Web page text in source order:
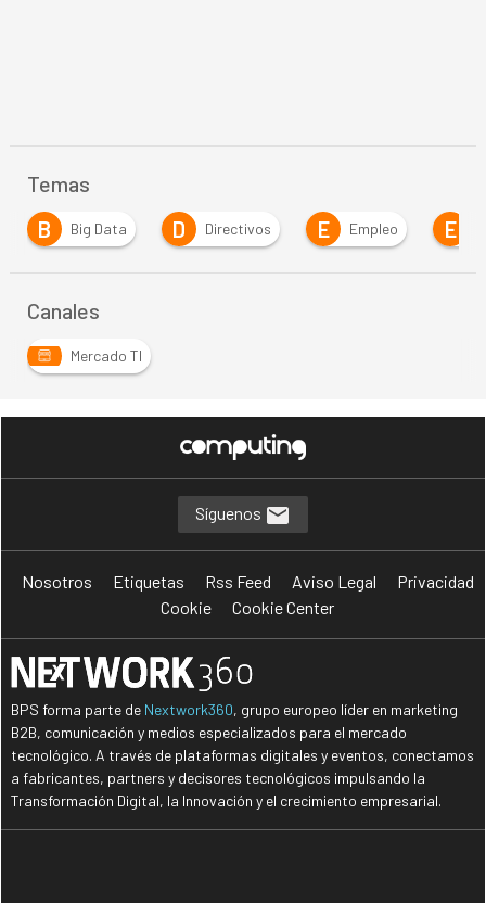
Temas
D
Directivos E Empleo E Empresa
Canales
Mercado TI
Síguenos
Nosotros Etiquetas Rss Feed Aviso Legal
Privacidad
Cookie
Cookie Center
BPS forma parte de Nextwork360, grupo europeo líder en marketing
B2B, comunicación y medios especializados para el mercado
tecnológico. A través de plataformas digitales y eventos, conectamos
a fabricantes, partners y decisores tecnológicos impulsando la
Transformación Digital, la Innovación y el crecimiento empresarial.